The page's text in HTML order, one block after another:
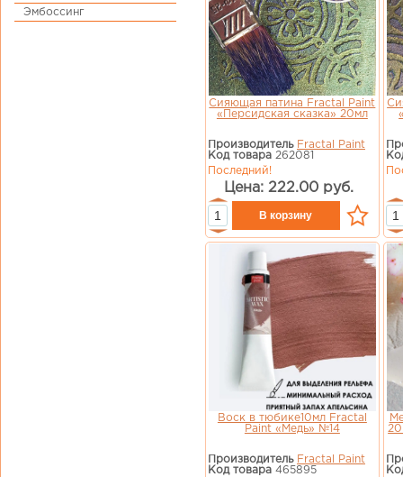
Эмбоссинг
Сияющая патина Fractal Paint
«Персидская сказка» 20мл
Производитель Fractal Paint
Код товара 262081
Последний!
Цена: 222.00 руб.
Воск в тюбике10мл Fractal
Paint «Медь» №14
Производитель Fractal Paint
Код товара 465895